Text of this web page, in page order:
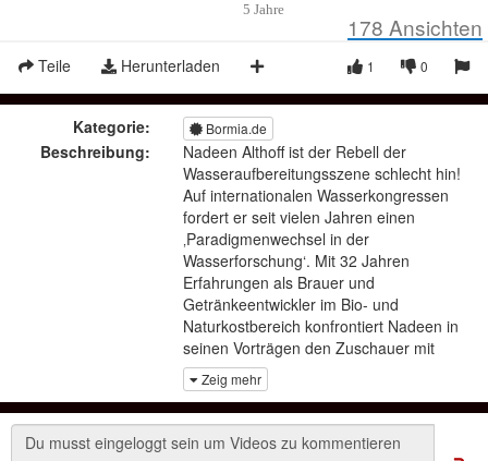
5 Jahre
178 Ansichten
Teile Herunterladen 0
1
Kategorie: Bormia.de
Beschreibung:
Nadeen Althoff ist der Rebell der
Wasseraufbereitungsszene schlecht hin!
Auf internationalen Wasserkongressen
fordert er seit vielen Jahren einen
‚Paradigmenwechsel in der
Wasserforschung‘. Mit 32 Jahren
Erfahrungen als Brauer und
Getränkeentwickler im Bio- und
Naturkostbereich konfrontiert Nadeen in
seinen Vorträgen den Zuschauer mit
den Realitäten der vielfachen
Manipulation/en an unserem
Trinkwasser. Wasser ‚funktioniert nicht‘
mit billigen Konzepten und
Konstruktionen von irgendwelchen
Zeig mehr